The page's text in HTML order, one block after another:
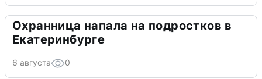
Охранница напала на подростков в
Екатеринбурге
6 августа 0